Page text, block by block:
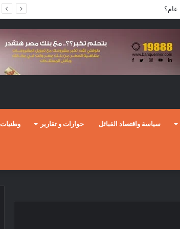
سياسة واقتصاد القبائل حوارات و تقارير وطنيات